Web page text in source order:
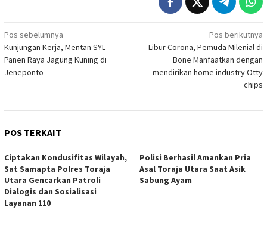
Navigasi
pos
Pos sebelumnya
Kunjungan Kerja, Mentan SYL
Panen Raya Jagung Kuning di
Jeneponto
Pos berikutnya
Libur Corona, Pemuda Milenial di
Bone Manfaatkan dengan
mendirikan home industry Otty
chips
POS TERKAIT
Ciptakan Kondusifitas Wilayah,
Sat Samapta Polres Toraja
Utara Gencarkan Patroli
Dialogis dan Sosialisasi
Layanan 110
Polisi Berhasil Amankan Pria
Asal Toraja Utara Saat Asik
Sabung Ayam